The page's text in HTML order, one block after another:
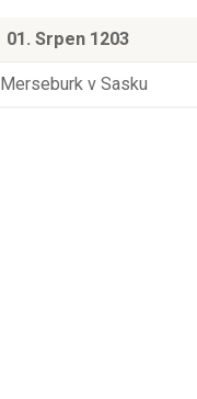
01. Srpen 1203
Merseburk v Sasku